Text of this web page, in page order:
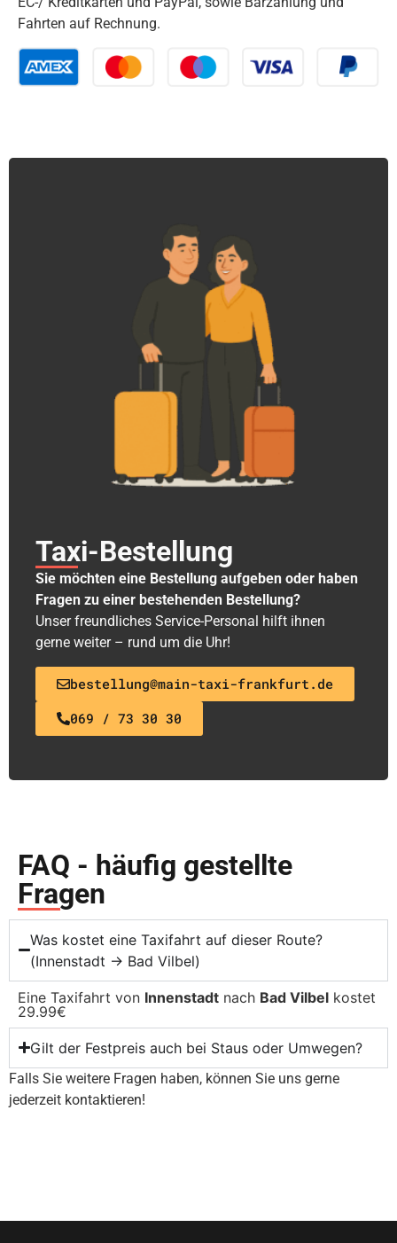
Fahrten auf Rechnung.
Taxi-Bestellung
Sie möchten eine Bestellung aufgeben oder haben
Fragen zu einer bestehenden Bestellung?
Unser freundliches Service-Personal hilft ihnen
gerne weiter – rund um die Uhr!
bestellung@main-taxi-frankfurt.de
069 / 73 30 30
FAQ - häufig gestellte
Fragen
Was kostet eine Taxifahrt auf dieser Route?
(Innenstadt → Bad Vilbel)
Eine Taxifahrt von Innenstadt nach Bad Vilbel kostet
29.99€
Gilt der Festpreis auch bei Staus oder Umwegen?
Falls Sie weitere Fragen haben, können Sie uns gerne
jederzeit kontaktieren!